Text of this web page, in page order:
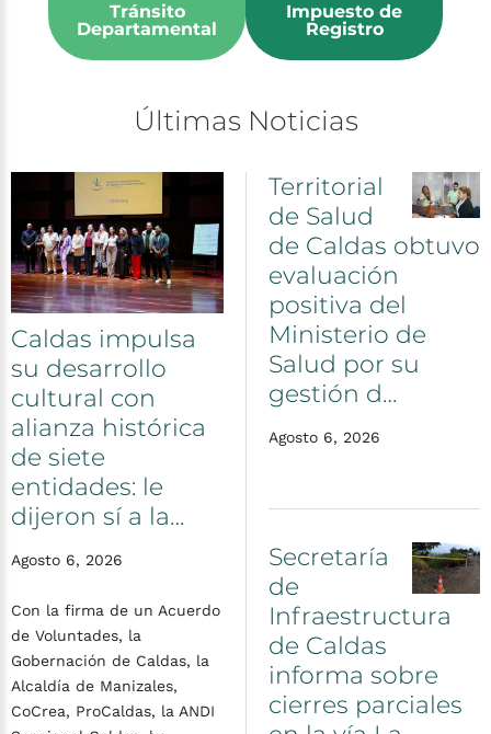
Tránsito
Departamental
Impuesto de
Registro
Últimas Noticias
Caldas impulsa
su desarrollo
cultural con
alianza histórica
de siete
entidades: le
dijeron sí a la…
Agosto 6, 2026
Con la firma de un Acuerdo
de Voluntades, la
Gobernación de Caldas, la
Alcaldía de Manizales,
CoCrea, ProCaldas, la ANDI
Territorial
de Salud
de Caldas obtuvo
evaluación
positiva del
Ministerio de
Salud por su
gestión d…
Agosto 6, 2026
Secretaría
de
Infraestructura
de Caldas
informa sobre
cierres parciales